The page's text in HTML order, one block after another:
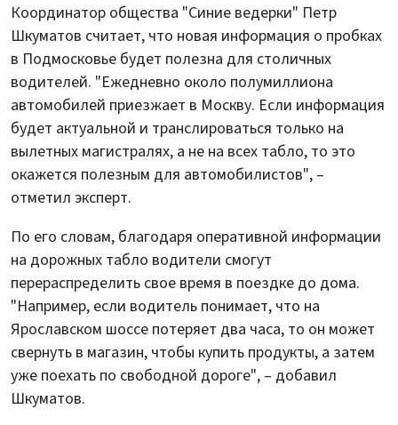
Координатор общества "Синие ведерки" Петр
Шкуматов считает, что новая информация о пробках
в Подмосковье будет полезна для столичных
водителей. "Ежедневно около полумиллиона
автомобилей приезжает в Москву. Если информация
будет актуальной и транслироваться только на
вылетных магистралях, а не на всех табло, то это
окажется полезным для автомобилистов", –
отметил эксперт.
По его словам, благодаря оперативной информации
на дорожных табло водители смогут
перераспределить свое время в поездке до дома.
"Например, если водитель понимает, что на
Ярославском шоссе потеряет два часа, то он может
свернуть в магазин, чтобы купить продукты, а затем
уже поехать по свободной дороге", – добавил
Шкуматов.